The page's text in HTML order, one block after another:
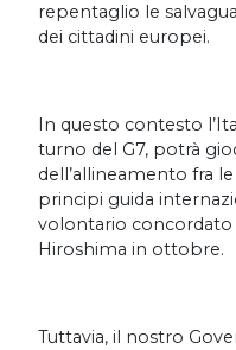
repentaglio le
dei cittadini europei.
In questo contesto
turno del G7, potrà
dell’allineamento fra
principi guida
volontario concordato
Hiroshima in ottobre.
Tuttavia, il nostro